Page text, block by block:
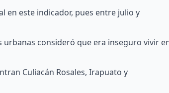
en este indicador, pues entre julio y
urbanas consideró que era inseguro vivir
Culiacán Rosales, Irapuato y